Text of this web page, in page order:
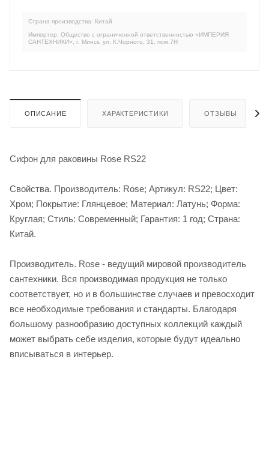
Страна производства: Китай
Импортер: Общество с ограниченной ответственностью «ИМПЕРИЯ
САНТЕХНИКИ», г. Минск, ул. К.Чорного, 31, пом.7Н
ОПИСАНИЕ ХАРАКТЕРИСТИКИ ОТЗЫВЫ
Сифон для раковины Rose RS22
Свойства. Производитель: Rose; Артикул: RS22; Цвет:
Хром; Покрытие: Глянцевое; Материал: Латунь; Форма:
Круглая; Стиль: Современный; Гарантия: 1 год; Страна:
Китай.
Производитель. Rose - ведущий мировой производитель
сантехники. Вся производимая продукция не только
соответствует, но и в большинстве случаев и превосходит
все необходимые требования и стандарты. Благодаря
большому разнообразию доступных коллекций каждый
может выбрать себе изделия, которые будут идеально
вписываться в интерьер.